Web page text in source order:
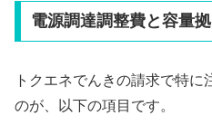
電源調達調整費と容量
トクエネでんきの請求で特
のが、以下の項目です。